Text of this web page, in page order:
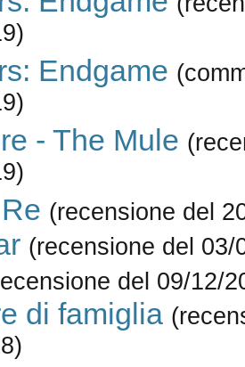
Endgame
- The Mule
(recensione del
(recensione del 03/
del 09/12/
di famiglia